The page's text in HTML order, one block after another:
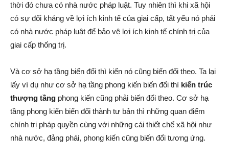
thời đó chưa có nhà nước pháp luật. Tuy nhiên thì khi xã hội
có sự đối kháng về lợi ích kinh tế của giai cấp, tất yếu nó phải
có nhà nước pháp luật để bảo vệ lợi ích kinh tế chính trị của
giai cấp thống trị.
Và cơ sở hạ tầng biến đổi thì kiến nó cũng biến đổi theo. Ta lại
lấy ví dụ như cơ sở hạ tầng phong kiến biến đổi thì kiến trúc
thượng tầng phong kiến cũng phải biến đổi theo. Cơ sở hạ
tầng phong kiến biến đổi thành tư bản thì những quan điểm
chính trị pháp quyền cùng với những cái thiết chế xã hội như
nhà nước, đảng phái, phong kiến cũng biến đổi tương ứng.